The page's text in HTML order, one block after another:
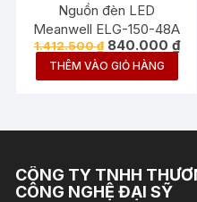
Nguồn đèn LED
Meanwell ELG-150-48A
1.412.500₫ Giá
gốc
là:
1.412.500 ₫.
840.000 ₫Giá
hiện
THÊM VÀO GIỎ HÀNG
CÔNG TY TNHH
CÔNG NGHỆ ĐẠI SỸ